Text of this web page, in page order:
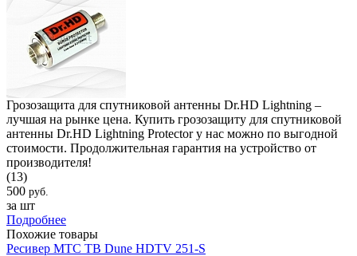
Грозозащита для спутниковой антенны Dr.HD Lightning –
лучшая на рынке цена. Купить грозозащиту для спутниковой
антенны Dr.HD Lightning Protector у нас можно по выгодной
стоимости. Продолжительная гарантия на устройство от
производителя!
(13)
500 руб.
за шт
Подробнее
Похожие товары
Ресивер МТС ТВ Dune HDTV 251-S